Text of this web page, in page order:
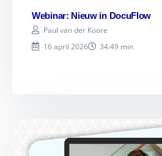
Webinar: Nieuw in DocuFlow
Paul van der Koore
16 april 2026
34:49 min